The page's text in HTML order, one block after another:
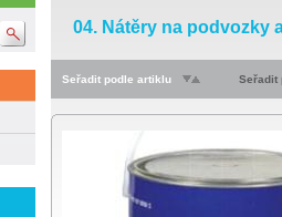
04. Nátěry na podvozky
Seřadit podle artiklu Seřadit